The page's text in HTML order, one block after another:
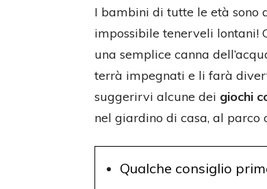
I bambini di tutte le età sono
impossibile tenerveli lontani!
una semplice canna
terrà impegnati e li farà
suggerirvi alcune dei giochi
nel giardino di casa, al parco
Qualche consiglio